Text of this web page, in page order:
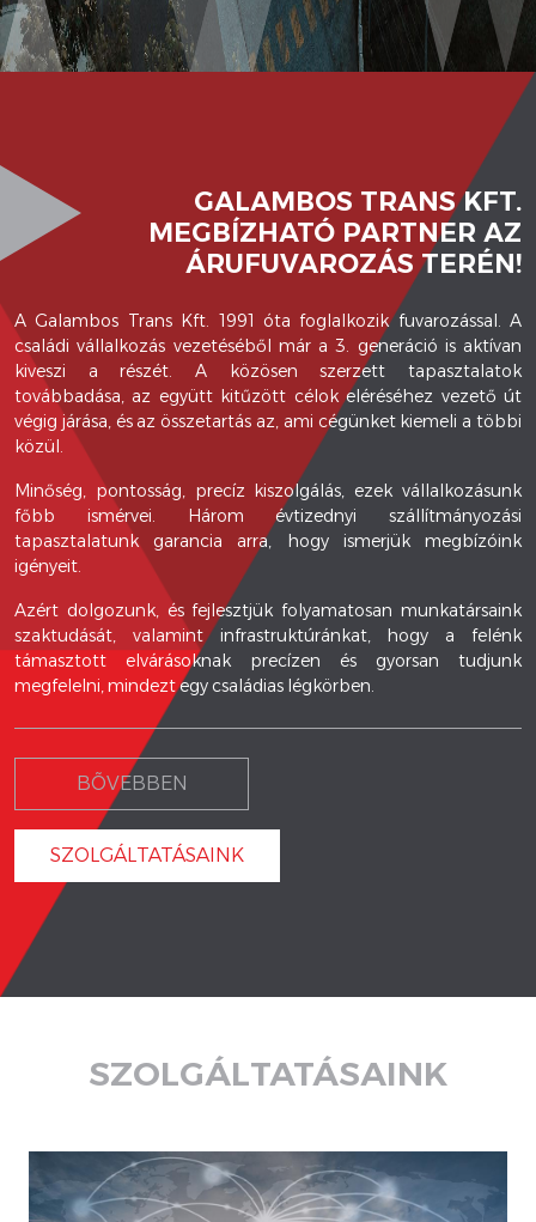
GALAMBOS TRANS KFT.
MEGBÍZHATÓ PARTNER AZ
ÁRUFUVAROZÁS TERÉN!
A Galambos Trans Kft. 1991 óta foglalkozik fuvarozással. A
családi vállalkozás vezetéséből már a 3. generáció is aktívan
kiveszi a részét. A közösen szerzett tapasztalatok
továbbadása, az együtt kitűzött célok eléréséhez vezető út
végig járása, és az összetartás az, ami cégünket kiemeli a többi
közül.
Minőség, pontosság, precíz kiszolgálás, ezek vállalkozásunk
főbb ismérvei. Három évtizednyi szállítmányozási
tapasztalatunk garancia arra, hogy ismerjük megbízóink
igényeit.
Azért dolgozunk, és fejlesztjük folyamatosan munkatársaink
szaktudását, valamint infrastruktúránkat, hogy a felénk
támasztott elvárásoknak precízen és gyorsan tudjunk
megfelelni, mindezt egy családias légkörben.
BÕVEBBEN
SZOLGÁLTATÁSAINK
SZOLGÁLTATÁSAINK